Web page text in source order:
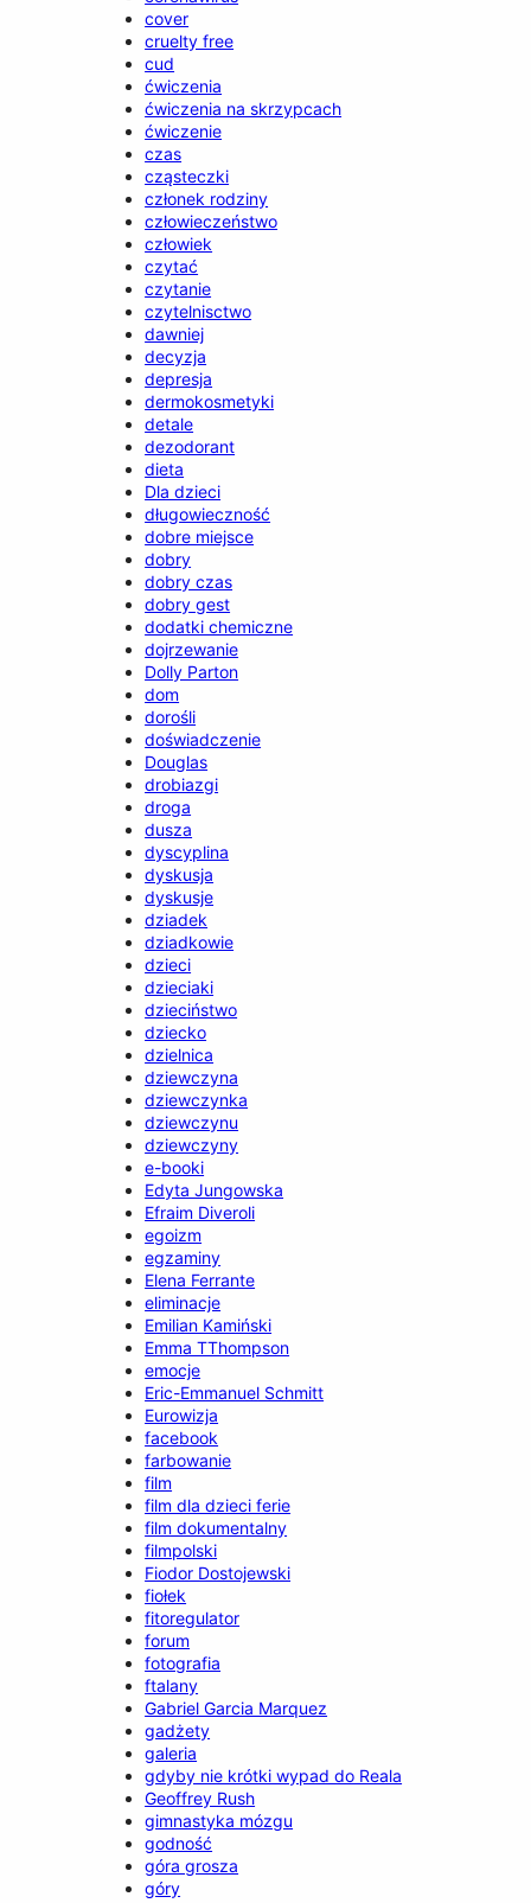
cover
cruelty free
cud
ćwiczenia
ćwiczenia na skrzypcach
ćwiczenie
czas
cząsteczki
członek rodziny
człowieczeństwo
człowiek
czytać
czytanie
czytelnisctwo
dawniej
decyzja
depresja
dermokosmetyki
detale
dezodorant
dieta
Dla dzieci
długowieczność
dobre miejsce
dobry
dobry czas
dobry gest
dodatki chemiczne
dojrzewanie
Dolly Parton
dom
dorośli
doświadczenie
Douglas
drobiazgi
droga
dusza
dyscyplina
dyskusja
dyskusje
dziadek
dziadkowie
dzieci
dzieciaki
dzieciństwo
dziecko
dzielnica
dziewczyna
dziewczynka
dziewczynu
dziewczyny
e-booki
Edyta Jungowska
Efraim Diveroli
egoizm
egzaminy
Elena Ferrante
eliminacje
Emilian Kamiński
Emma TThompson
emocje
Eric-Emmanuel Schmitt
Eurowizja
facebook
farbowanie
film
film dla dzieci ferie
film dokumentalny
filmpolski
Fiodor Dostojewski
fiołek
fitoregulator
forum
fotografia
ftalany
Gabriel Garcia Marquez
gadżety
galeria
gdyby nie krótki wypad do Reala
Geoffrey Rush
gimnastyka mózgu
godność
góra grosza
góry